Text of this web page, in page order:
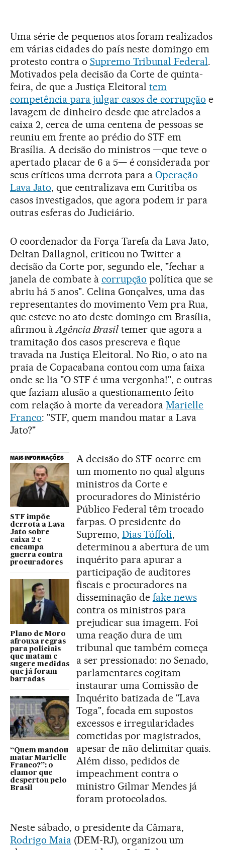
Uma série de pequenos atos foram realizados
em várias cidades do país neste domingo em
protesto contra o Supremo Tribunal Federal.
Motivados pela decisão da Corte de quinta-
feira, de que a Justiça Eleitoraltem
competência para julgar casos de corrupção e
lavagem de dinheiro desde que atrelados a
caixa 2, cerca de uma centena de pessoas se
reuniu em frente ao prédio do STF em
Brasília. A decisão do ministros —que teve o
apertado placar de 6 a 5— é considerada por
seus críticos uma derrota para a Operação
Lava Jato, que centralizava em Curitiba os
casos investigados, que agora podem ir para
outras esferas do Judiciário.
O coordenador da Força Tarefa da Lava Jato,
Deltan Dallagnol, criticou no Twitter a
decisão da Corte por, segundo ele, "fechar a
janela de combate à corrupção política que se
abriu há 5 anos". Celina Gonçalves, uma das
representantes do movimento Vem pra Rua,
que esteve no ato deste domingo em Brasília,
afirmou à Agência Brasiltemer que agora a
tramitação dos casos prescreva e fique
travada na Justiça Eleitoral. No Rio, o ato na
praia de Copacabana contou com uma faixa
onde se lia "O STF é uma vergonha!", e outras
que faziam alusão a questionamento feito
com relação à morte da vereadoraMarielle
Franco: "STF, quem mandou matar a Lava
Jato?"
MAIS INFORMAÇÕES
STF impõe
derrota a Lava
Jato sobre
caixa 2 e
encampa
guerra contra
procuradores
Plano de Moro
afrouxa regras
para policiais
que matam e
sugere medidas
que já foram
barradas
“Quem mandou
matar Marielle
Franco?”: o
clamor que
despertou pelo
Brasil
A decisão do STF ocorre em
um momento no qual alguns
ministros da Corte e
procuradores do Ministério
Público Federal têm trocado
farpas. O presidente do
Supremo, Dias Tóffoli,
determinou a abertura de um
inquérito para apurar a
participação de auditores
fiscais e procuradores na
disseminação de fake news
contra os ministros para
prejudicar sua imagem. Foi
uma reação dura de um
tribunal que também começa
a ser pressionado: no Senado,
parlamentares cogitam
instaurar uma Comissão de
Inquérito batizada de "Lava
Toga", focada em supostos
excessos e irregularidades
cometidas por magistrados,
apesar de não delimitar quais.
Além disso, pedidos de
impeachment contra o
ministro Gilmar Mendes já
foram protocolados.
Neste sábado, o presidente da Câmara,
Rodrigo Maia(DEM-RJ), organizou um